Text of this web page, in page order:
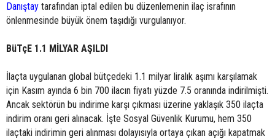
Danıştay tarafından iptal edilen bu düzenlemenin ilaç israfının
önlenmesinde büyük önem taşıdığı vurgulanıyor.
BüTçE 1.1 MİLYAR AŞILDI
İlaçta uygulanan global bütçedeki 1.1 milyar liralık aşımı karşılamak
için Kasım ayında 6 bin 700 ilacın fiyatı yüzde 7.5 oranında indirilmişti.
Ancak sektörün bu indirime karşı çıkması üzerine yaklaşık 350 ilaçta
indirim oranı geri alınacak. İşte Sosyal Güvenlik Kurumu, hem 350
ilaçtaki indirimin geri alınması dolayısıyla ortaya çıkan açığı kapatmak